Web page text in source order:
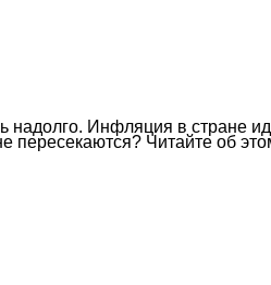
надолго. Инфляция в стране
пересекаются? Читайте об